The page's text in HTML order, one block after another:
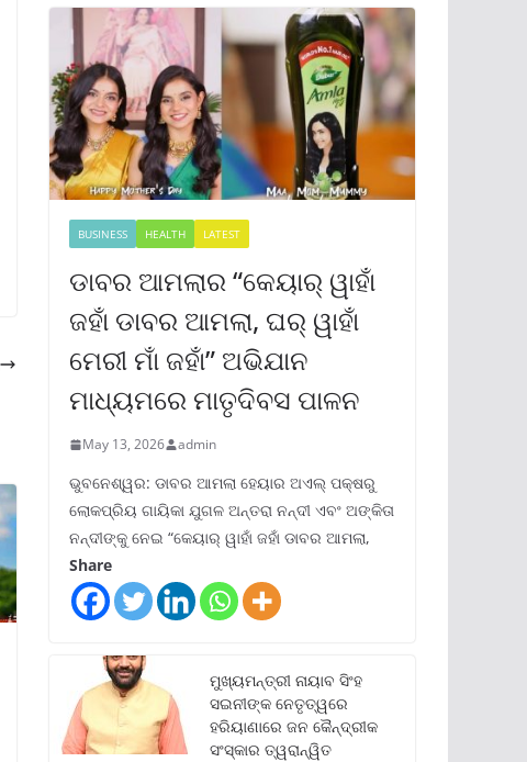
BUSINESS HEALTH LATEST
ଡାବର ଆମଲାର “କେୟାର୍ ୱାହାଁ
ଜହାଁ ଡାବର ଆମଲା, ଘର୍ ୱାହାଁ
ମେରୀ ମାଁ ଜହାଁ” ଅଭିଯାନ
ମାଧ୍ୟମରେ ମାତୃଦିବସ ପାଳନ
May 13, 2026 admin
ଭୁବନେଶ୍ୱର: ଡାବର ଆମଲା ହେୟାର ଅଏଲ୍ ପକ୍ଷରୁ
ଲୋକପ୍ରିୟ ଗାୟିକା ଯୁଗଳ ଅନ୍ତରା ନନ୍ଦୀ ଏବଂ ଅଙ୍କିତା
ନନ୍ଦୀଙ୍କୁ ନେଇ “କେୟାର୍ ୱାହାଁ ଜହାଁ ଡାବର ଆମଲା,
Share
ମୁଖ୍ୟମନ୍ତ୍ରୀ ନାୟାବ ସିଂହ
ସଇନୀଙ୍କ ନେତୃତ୍ୱରେ
ହରିୟାଣାରେ ଜନ କୈନ୍ଦ୍ରୀକ
ସଂସ୍କାର ତ୍ୱରାନ୍ୱିତ